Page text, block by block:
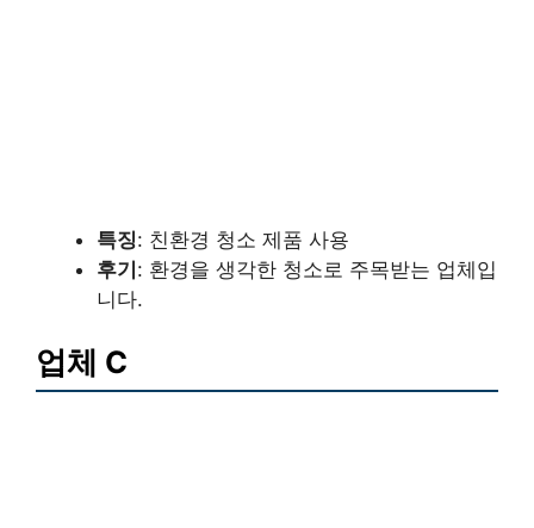
특징: 친환경 청소 제품 사용
후기: 환경을 생각한 청소로 주목받는 업체입
니다.
업체 C